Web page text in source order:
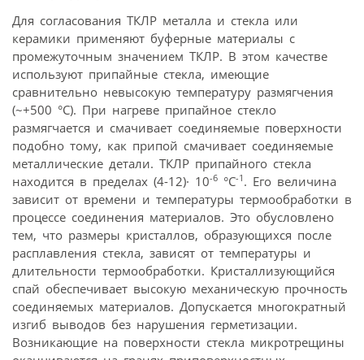
Для согласования ТКЛР металла и стекла или
керамики применяют буферные материалы с
промежуточным значением ТКЛР. В этом качестве
используют припайные стекла, имеющие
сравнительно невысокую температуру размягчения
(~+500 °С). При нагреве припайное стекло
размягчается и смачивает соединяемые поверхности
подобно тому, как припой смачивает соединяемые
металлические детали. ТКЛР припайного стекла
находится в пределах (4-12)· 10-6 °С-1 . Его величина
зависит от времени и температуры термообработки в
процессе соединения материалов. Это обусловлено
тем, что размеры кристаллов, образующихся после
расплавления стекла, зависят от температуры и
длительности термообработки. Кристаллизующийся
спай обеспечивает высокую механическую прочность
соединяемых материалов. Допускается многократный
изгиб выводов без нарушения герметизации.
Возникающие на поверхности стекла микротрещины